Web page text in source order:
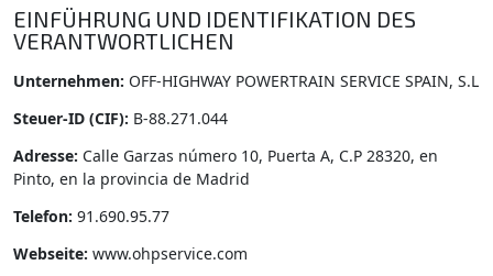
EINFÜHRUNG UND IDENTIFIKATION DES
VERANTWORTLICHEN
Unternehmen: OFF-HIGHWAY POWERTRAIN SERVICE SPAIN, S.L
Steuer-ID (CIF): B-88.271.044
Adresse: Calle Garzas número 10, Puerta A, C.P 28320, en
Pinto, en la provincia de Madrid
Telefon: 91.690.95.77
Webseite: www.ohpservice.com